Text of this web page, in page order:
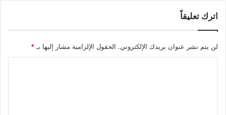
اترك تعليقاً
لن يتم نشر عنوان بريدك الإلكتروني. الحقول الإلزامية مشار إليها بـ *